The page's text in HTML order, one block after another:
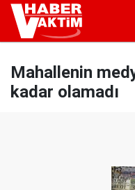
Mahallenin
kadar olamadı